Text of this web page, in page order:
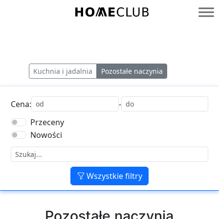
Homeclub
Kuchnia i jadalnia Pozostałe naczynia
Cena:
-
Przeceny
Nowości
Wszystkie filtry